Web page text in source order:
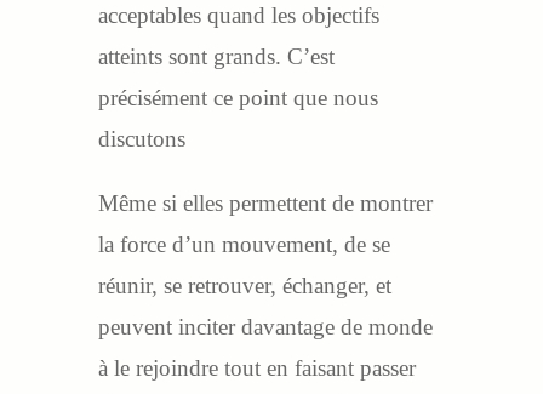
acceptables quand les objectifs
atteints sont grands. C’est
précisément ce point que nous
discutons
Même si elles permettent de montrer
la force d’un mouvement, de se
réunir, se retrouver, échanger, et
peuvent inciter davantage de monde
à le rejoindre tout en faisant passer